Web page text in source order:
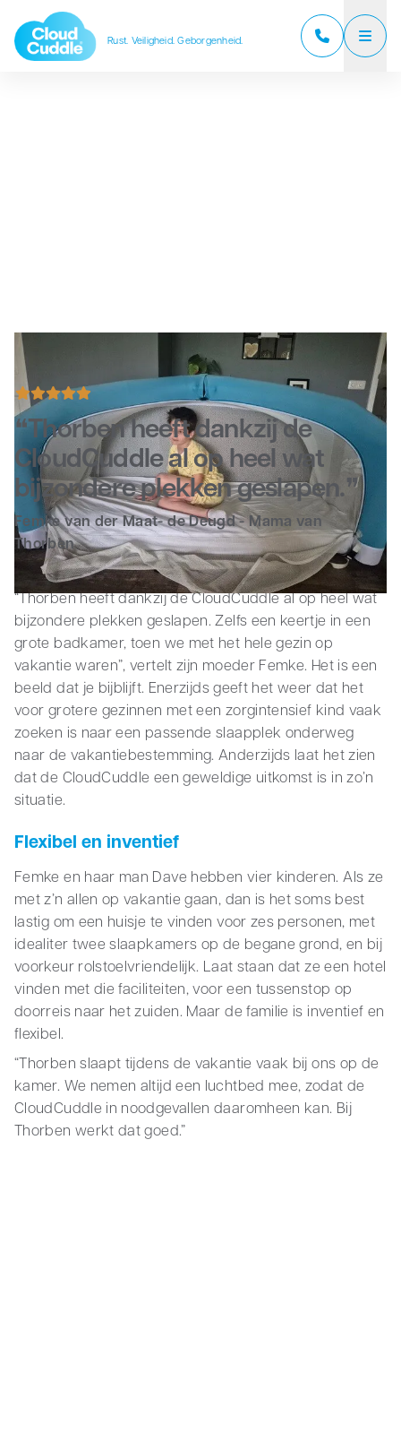
Rust. Veiligheid. Geborgenheid.
Nieuws
Contact
Zakelijk
Thorben heeft dankzij de
CloudCuddle al op heel wat
bijzondere plekken geslapen.
Femke van der Maat- de Deugd - Mama van
Thorben
“Thorben heeft dankzij de CloudCuddle al op heel wat
bijzondere plekken geslapen. Zelfs een keertje in een
grote badkamer, toen we met het hele gezin op
vakantie waren”, vertelt zijn moeder Femke. Het is een
beeld dat je bijblijft. Enerzijds geeft het weer dat het
voor grotere gezinnen met een zorgintensief kind vaak
zoeken is naar een passende slaapplek onderweg
naar de vakantiebestemming. Anderzijds laat het zien
dat de CloudCuddle een geweldige uitkomst is in zo’n
situatie.
Flexibel en inventief
Femke en haar man Dave hebben vier kinderen. Als ze
met z’n allen op vakantie gaan, dan is het soms best
lastig om een huisje te vinden voor zes personen, met
idealiter twee slaapkamers op de begane grond, en bij
voorkeur rolstoelvriendelijk. Laat staan dat ze een hotel
vinden met die faciliteiten, voor een tussenstop op
doorreis naar het zuiden. Maar de familie is inventief en
flexibel.
“Thorben slaapt tijdens de vakantie vaak bij ons op de
kamer. We nemen altijd een luchtbed mee, zodat de
CloudCuddle in noodgevallen daaromheen kan. Bij
Thorben werkt dat goed.”